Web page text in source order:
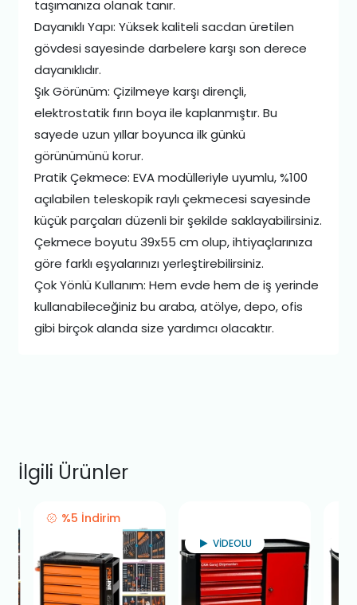
taşımanıza olanak tanır.
Dayanıklı Yapı: Yüksek kaliteli sacdan üretilen
gövdesi sayesinde darbelere karşı son derece
dayanıklıdır.
Şık Görünüm: Çizilmeye karşı dirençli,
elektrostatik fırın boya ile kaplanmıştır. Bu
sayede uzun yıllar boyunca ilk günkü
görünümünü korur.
Pratik Çekmece: EVA modülleriyle uyumlu, %100
açılabilen teleskopik raylı çekmecesi sayesinde
küçük parçaları düzenli bir şekilde saklayabilirsiniz.
Çekmece boyutu 39x55 cm olup, ihtiyaçlarınıza
göre farklı eşyalarınızı yerleştirebilirsiniz.
Çok Yönlü Kullanım: Hem evde hem de iş yerinde
kullanabileceğiniz bu araba, atölye, depo, ofis
gibi birçok alanda size yardımcı olacaktır.
İlgili Ürünler
%5 İndirim
VİDEOLU